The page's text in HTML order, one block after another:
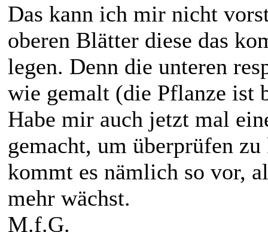
Das kann ich mir nicht
oberen Blätter diese das
legen. Denn die unteren
wie gemalt (die Pflanze ist
Habe mir auch jetzt mal
gemacht, um überprüfen
kommt es nämlich so vor,
mehr wächst.
M.f.G.